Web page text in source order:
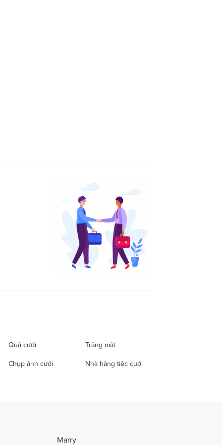
Quà cưới Trăng mật
Chụp ảnh cưới Nhà hàng tiệc cưới
Marry